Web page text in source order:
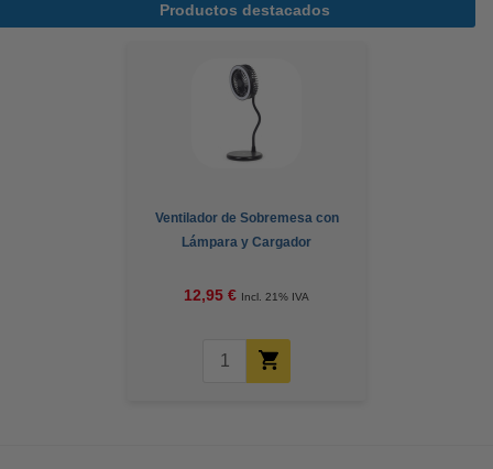
Productos destacados
Ventilador de Sobremesa con
Lámpara y Cargador
12,95 € Incl. 21% IVA